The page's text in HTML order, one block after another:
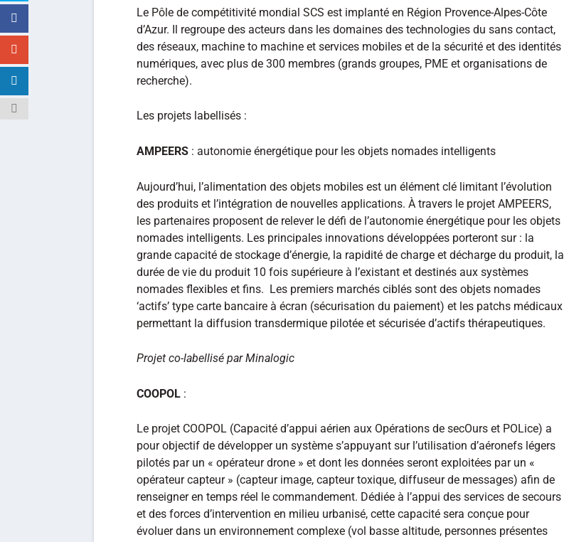
Le Pôle de compétitivité mondial SCS est implanté en Région Provence-Alpes-Côte
d’Azur. Il regroupe des acteurs dans les domaines des technologies du sans contact,
des réseaux, machine to machine et services mobiles et de la sécurité et des identités
numériques, avec plus de 300 membres (grands groupes, PME et organisations de
recherche).
Les projets labellisés :
AMPEERS : autonomie énergétique pour les objets nomades intelligents
Aujourd’hui, l’alimentation des objets mobiles est un élément clé limitant l’évolution
des produits et l’intégration de nouvelles applications. À travers le projet AMPEERS,
les partenaires proposent de relever le défi de l’autonomie énergétique pour les objets
nomades intelligents. Les principales innovations développées porteront sur : la
grande capacité de stockage d’énergie, la rapidité de charge et décharge du produit, la
durée de vie du produit 10 fois supérieure à l’existant et destinés aux systèmes
nomades flexibles et fins. Les premiers marchés ciblés sont des objets nomades
‘actifs’ type carte bancaire à écran (sécurisation du paiement) et les patchs médicaux
permettant la diffusion transdermique pilotée et sécurisée d’actifs thérapeutiques.
Projet co-labellisé par Minalogic
COOPOL :
Le projet COOPOL (Capacité d’appui aérien aux Opérations de secOurs et POLice) a
pour objectif de développer un système s’appuyant sur l’utilisation d’aéronefs légers
pilotés par un « opérateur drone » et dont les données seront exploitées par un «
opérateur capteur » (capteur image, capteur toxique, diffuseur de messages) afin de
renseigner en temps réel le commandement. Dédiée à l’appui des services de secours
et des forces d’intervention en milieu urbanisé, cette capacité sera conçue pour
évoluer dans un environnement complexe (vol basse altitude, personnes présentes